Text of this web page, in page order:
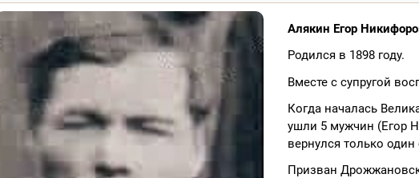
Алякин Егор
Родился в 1898 году.
Вместе с супругой
Когда началась
ушли 5 мужчин (Егор
вернулся только
Призван